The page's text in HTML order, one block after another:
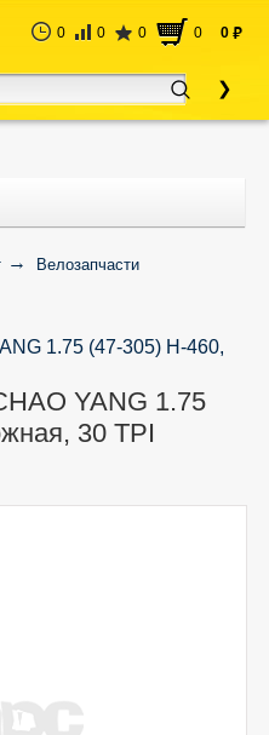
0 0 0 0 0 руб
Велозапчасти
1.75 (47-305) H-460,
YANG 1.75
30 TPI